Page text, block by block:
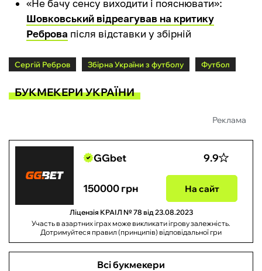
«‎Не бачу сенсу виходити і пояснювати»:
Шовковський відреагував на критику
Реброва після відставки у збірній
Сергій Ребров Збірна України з футболу Футбол
БУКМЕКЕРИ УКРАЇНИ
Реклама
GGbet 9.9
150000 грн На сайт
Ліцензія КРАІЛ № 78 від 23.08.2023
Участь в азартних іграх може викликати ігрову залежність.
Дотримуйтеся правил (принципів) відповідальної гри
Всі букмекери